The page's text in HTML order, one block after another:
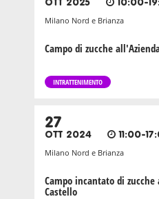
OTT 2025 10:00-
Milano Nord e Brianza
Campo di zucche
INTRATTENIMENTO
27
OTT 2024 11:00-
Milano Nord e Brianza
Campo incantato di
Castello